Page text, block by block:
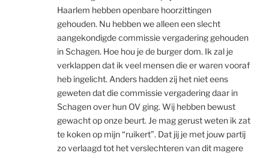
Haarlem hebben openbare hoorzittingen
gehouden. Nu hebben we alleen een slecht
aangekondigde commissie vergadering gehouden
in Schagen. Hoe hou je de burger dom. Ik zal je
verklappen dat ik veel mensen die er waren vooraf
heb ingelicht. Anders hadden zij het niet eens
geweten dat die commissie vergadering daar in
Schagen over hun OV ging. Wij hebben bewust
gewacht op onze beurt. Je mag gerust weten ik zat
te koken op mijn “ruikert”. Dat jij je met jouw partij
zo verlaagd tot het verslechteren van dit magere